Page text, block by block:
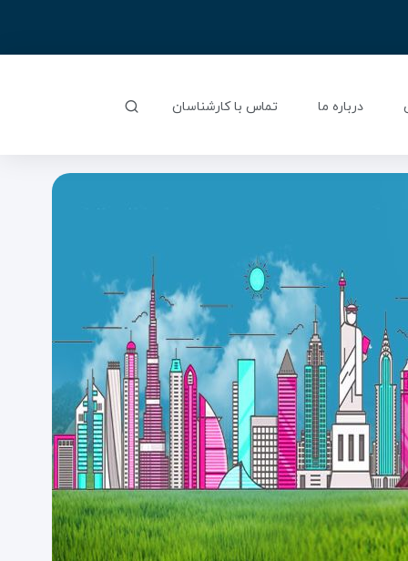
درباره ما تماس با کارشناسان